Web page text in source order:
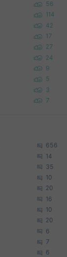
56
114
42
17
27
24
9
5
3
7
656
14
35
10
20
16
10
20
6
7
6